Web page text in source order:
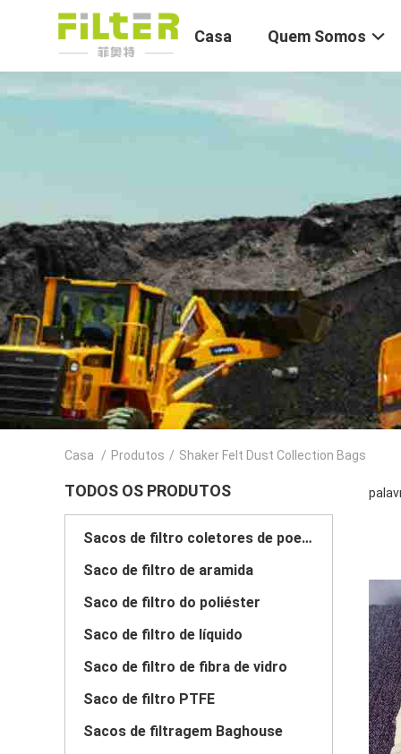
Casa Quem Somos
Casa / Produtos / Shaker Felt Dust Collection Bags
TODOS OS PRODUTOS
Sacos de filtro coletores de poeira
Saco de filtro de aramida
Saco de filtro do poliéster
Saco de filtro de líquido
Saco de filtro de fibra de vidro
Saco de filtro PTFE
Sacos de filtragem Baghouse